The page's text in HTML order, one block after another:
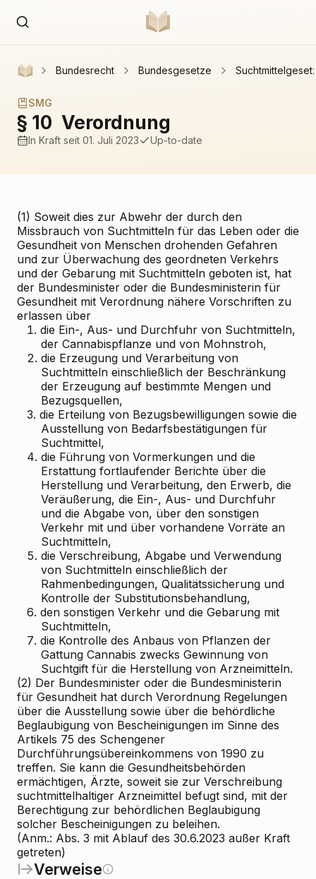
Bundesrecht Bundesgesetze
SMG
§ 10 Verordnung
In Kraft seit 01. Juli 2023 Up-to-date
(1) Soweit dies zur Abwehr der durch den
Missbrauch von Suchtmitteln für das Leben oder die
Gesundheit von Menschen drohenden Gefahren
und zur Überwachung des geordneten Verkehrs
und der Gebarung mit Suchtmitteln geboten ist, hat
der Bundesminister oder die Bundesministerin für
Gesundheit mit Verordnung nähere Vorschriften zu
erlassen über
1. die Ein-, Aus- und Durchfuhr von Suchtmitteln,
der Cannabispflanze und von Mohnstroh,
2. die Erzeugung und Verarbeitung von
Suchtmitteln einschließlich der Beschränkung
der Erzeugung auf bestimmte Mengen und
Bezugsquellen,
3. die Erteilung von Bezugsbewilligungen sowie die
Ausstellung von Bedarfsbestätigungen für
Suchtmittel,
4. die Führung von Vormerkungen und die
Erstattung fortlaufender Berichte über die
Herstellung und Verarbeitung, den Erwerb, die
Veräußerung, die Ein-, Aus- und Durchfuhr
und die Abgabe von, über den sonstigen
Verkehr mit und über vorhandene Vorräte an
Suchtmitteln,
5. die Verschreibung, Abgabe und Verwendung
von Suchtmitteln einschließlich der
Rahmenbedingungen, Qualitätssicherung und
Kontrolle der Substitutionsbehandlung,
6. den sonstigen Verkehr und die Gebarung mit
Suchtmitteln,
7. die Kontrolle des Anbaus von Pflanzen der
Gattung Cannabis zwecks Gewinnung von
Suchtgift für die Herstellung von Arzneimitteln.
(2) Der Bundesminister oder die Bundesministerin
für Gesundheit hat durch Verordnung Regelungen
über die Ausstellung sowie über die behördliche
Beglaubigung von Bescheinigungen im Sinne des
Artikels 75 des Schengener
Durchführungsübereinkommens von 1990 zu
treffen. Sie kann die Gesundheitsbehörden
ermächtigen, Ärzte, soweit sie zur Verschreibung
suchtmittelhaltiger Arzneimittel befugt sind, mit der
Berechtigung zur behördlichen Beglaubigung
solcher Bescheinigungen zu beleihen.
(Anm.: Abs. 3 mit Ablauf des 30.6.2023 außer Kraft
getreten)
Verweise